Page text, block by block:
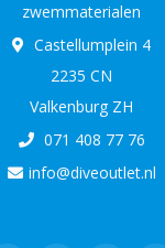
zwemmaterialen
Castellumplein 4
2235 CN
Valkenburg ZH
071 408 77 76
info@diveoutlet.nl